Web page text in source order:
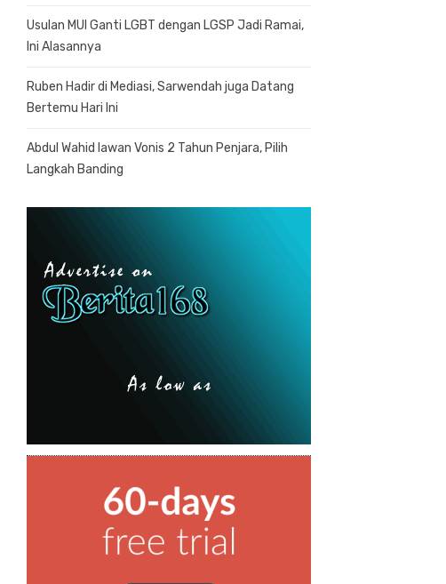
Usulan MUI Ganti LGBT dengan LGSP Jadi Ramai,
Ini Alasannya
Ruben Hadir di Mediasi, Sarwendah juga Datang
Bertemu Hari Ini
Abdul Wahid lawan Vonis 2 Tahun Penjara, Pilih
Langkah Banding